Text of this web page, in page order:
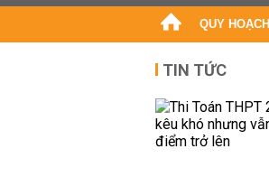
QUY HOẠCH
TIN TỨC